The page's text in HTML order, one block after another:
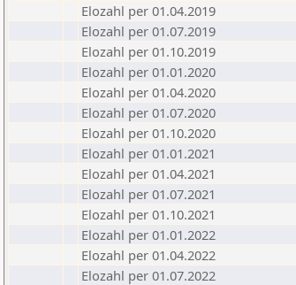
Elozahl per 01.04.2019
Elozahl per 01.07.2019
Elozahl per 01.10.2019
Elozahl per 01.01.2020
Elozahl per 01.04.2020
Elozahl per 01.07.2020
Elozahl per 01.10.2020
Elozahl per 01.01.2021
Elozahl per 01.04.2021
Elozahl per 01.07.2021
Elozahl per 01.10.2021
Elozahl per 01.01.2022
Elozahl per 01.04.2022
Elozahl per 01.07.2022